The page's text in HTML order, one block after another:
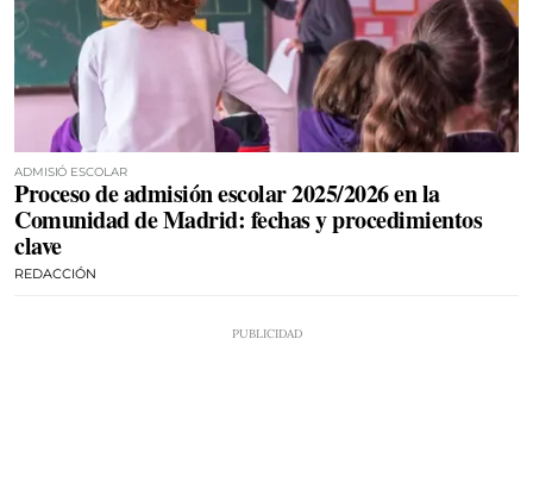
ADMISIÓ ESCOLAR
Proceso de admisión escolar 2025/2026 en la
Comunidad de Madrid: fechas y procedimientos
clave
REDACCIÓN